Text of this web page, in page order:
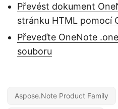
Převést dokument
stránku HTML pomocí
Převeďte OneNote
souboru
Aspose.Note Product Family